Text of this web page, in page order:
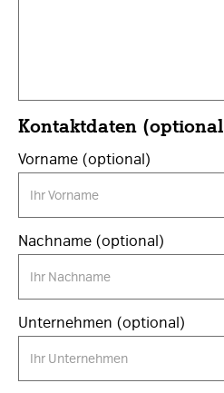
Kontaktdaten
Vorname (optional)
Nachname (optional)
Unternehmen (optional)